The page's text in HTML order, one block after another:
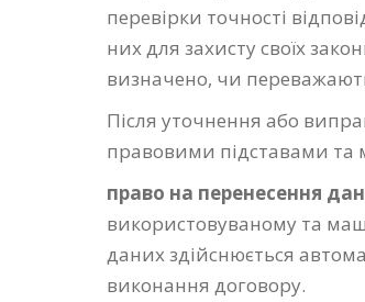
перевірки точності
них для захисту своїх
визначено, чи
Після уточнення або
правовими підставами та
право на перенесення
використовуваному та
даних здійснюється
виконання договору.